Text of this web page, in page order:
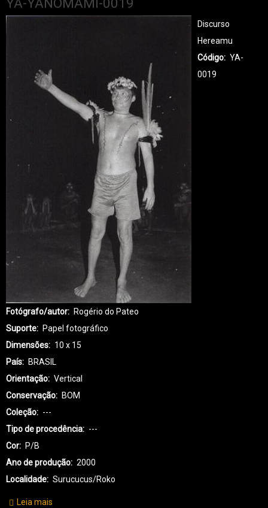
YA-YANOMAMI-0019
Discurso
Hereamu
Código
YA-
0019
Fotógrafo/autor
Rogério do Pateo
Suporte
Papel fotográfico
Dimensões
10 x 15
País
BRASIL
Orientação
Vertical
Conservação
BOM
Coleção
---
Tipo de procedência
---
Cor
P/B
Ano de produção
2000
Localidade
Surucucus/Roko
Leia mais